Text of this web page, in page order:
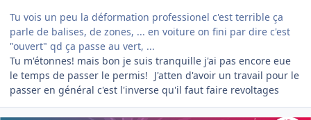
Tu vois un peu la déformation professionel c'est terrible ça
parle de balises, de zones, ... en voiture on fini par dire c'est
"ouvert" qd ça passe au vert, ...
Tu m'étonnes! mais bon je suis tranquille j'ai pas encore eue
le temps de passer le permis! J'atten d'avoir un travail pour le
passer en général c'est l'inverse qu'il faut faire revoltages